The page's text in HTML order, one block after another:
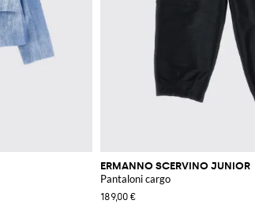
ERMANNO SCERVINO JUNIOR
Pantaloni cargo
189,00 €